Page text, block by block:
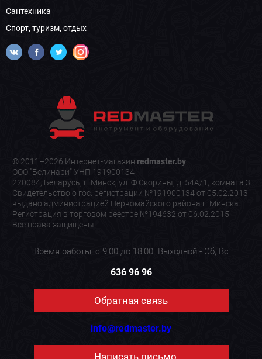
Сантехника
Спорт, туризм, отдых
© 2011–2026 Интернет-магазин redmaster.by.
ООО "Белинари" УНП 191900134
220084, Беларусь, г. Минск, ул. Ф.Скорины, д. 54А/1, комната 3
Свидетельство о гос. регистрации №191900134 от 05.02.2013
выдано администрацией Первомайского района г. Минска.
Регистрация в торговом реестре №194632 от 06.02.2015
Все права защищены
Время работы: с 9:00 до 18:00. Выходной - Сб, Вс
636 96 96
Обратная связь
info@redmaster.by